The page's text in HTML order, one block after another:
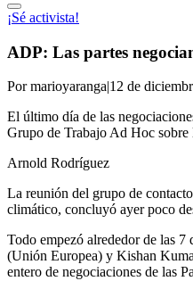
¡Sé activista!
ADP: Las partes
Por marioyaranga|12 de
El último día de las
Grupo de Trabajo Ad Hoc
Arnold Rodríguez
La reunión del grupo de
climático, concluyó ayer poco
Todo empezó alrededor de las
(Unión Europea) y Kishan
entero de negociaciones de las